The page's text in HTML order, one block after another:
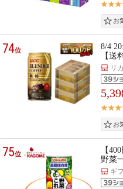
74位
8/4
【送
リ
75位
【
野菜
ギ